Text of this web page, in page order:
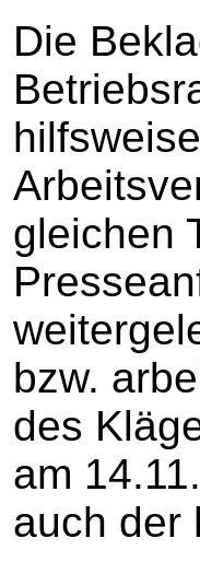
Die
gleichen
bzw.
des
am
auch der